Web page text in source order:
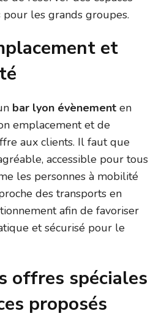
les grands groupes.
et
bar lyon évènement en
emplacement et de
aux clients. Il faut que
accessible pour tous
les personnes à mobilité
des transports en
afin de favoriser
et sécurisé pour le
offres spéciales
proposés